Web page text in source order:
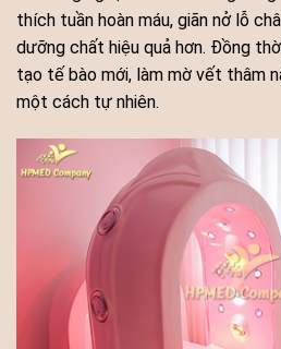
thích tuần hoàn máu, giãn nở lỗ
dưỡng chất hiệu quả hơn. Đồng
tạo tế bào mới, làm mờ vết thâm
một cách tự nhiên.